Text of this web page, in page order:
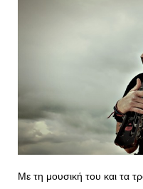
Με τη μουσική του και τα